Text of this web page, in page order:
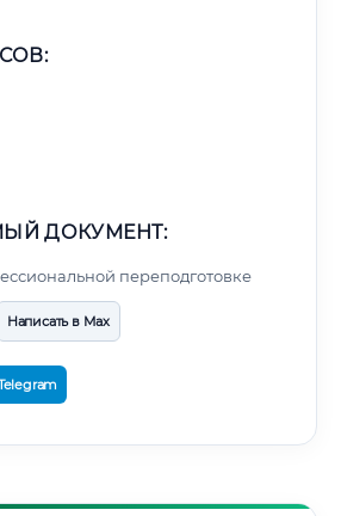
ДОКУМЕНТ:
переподготовке
Написать в Max